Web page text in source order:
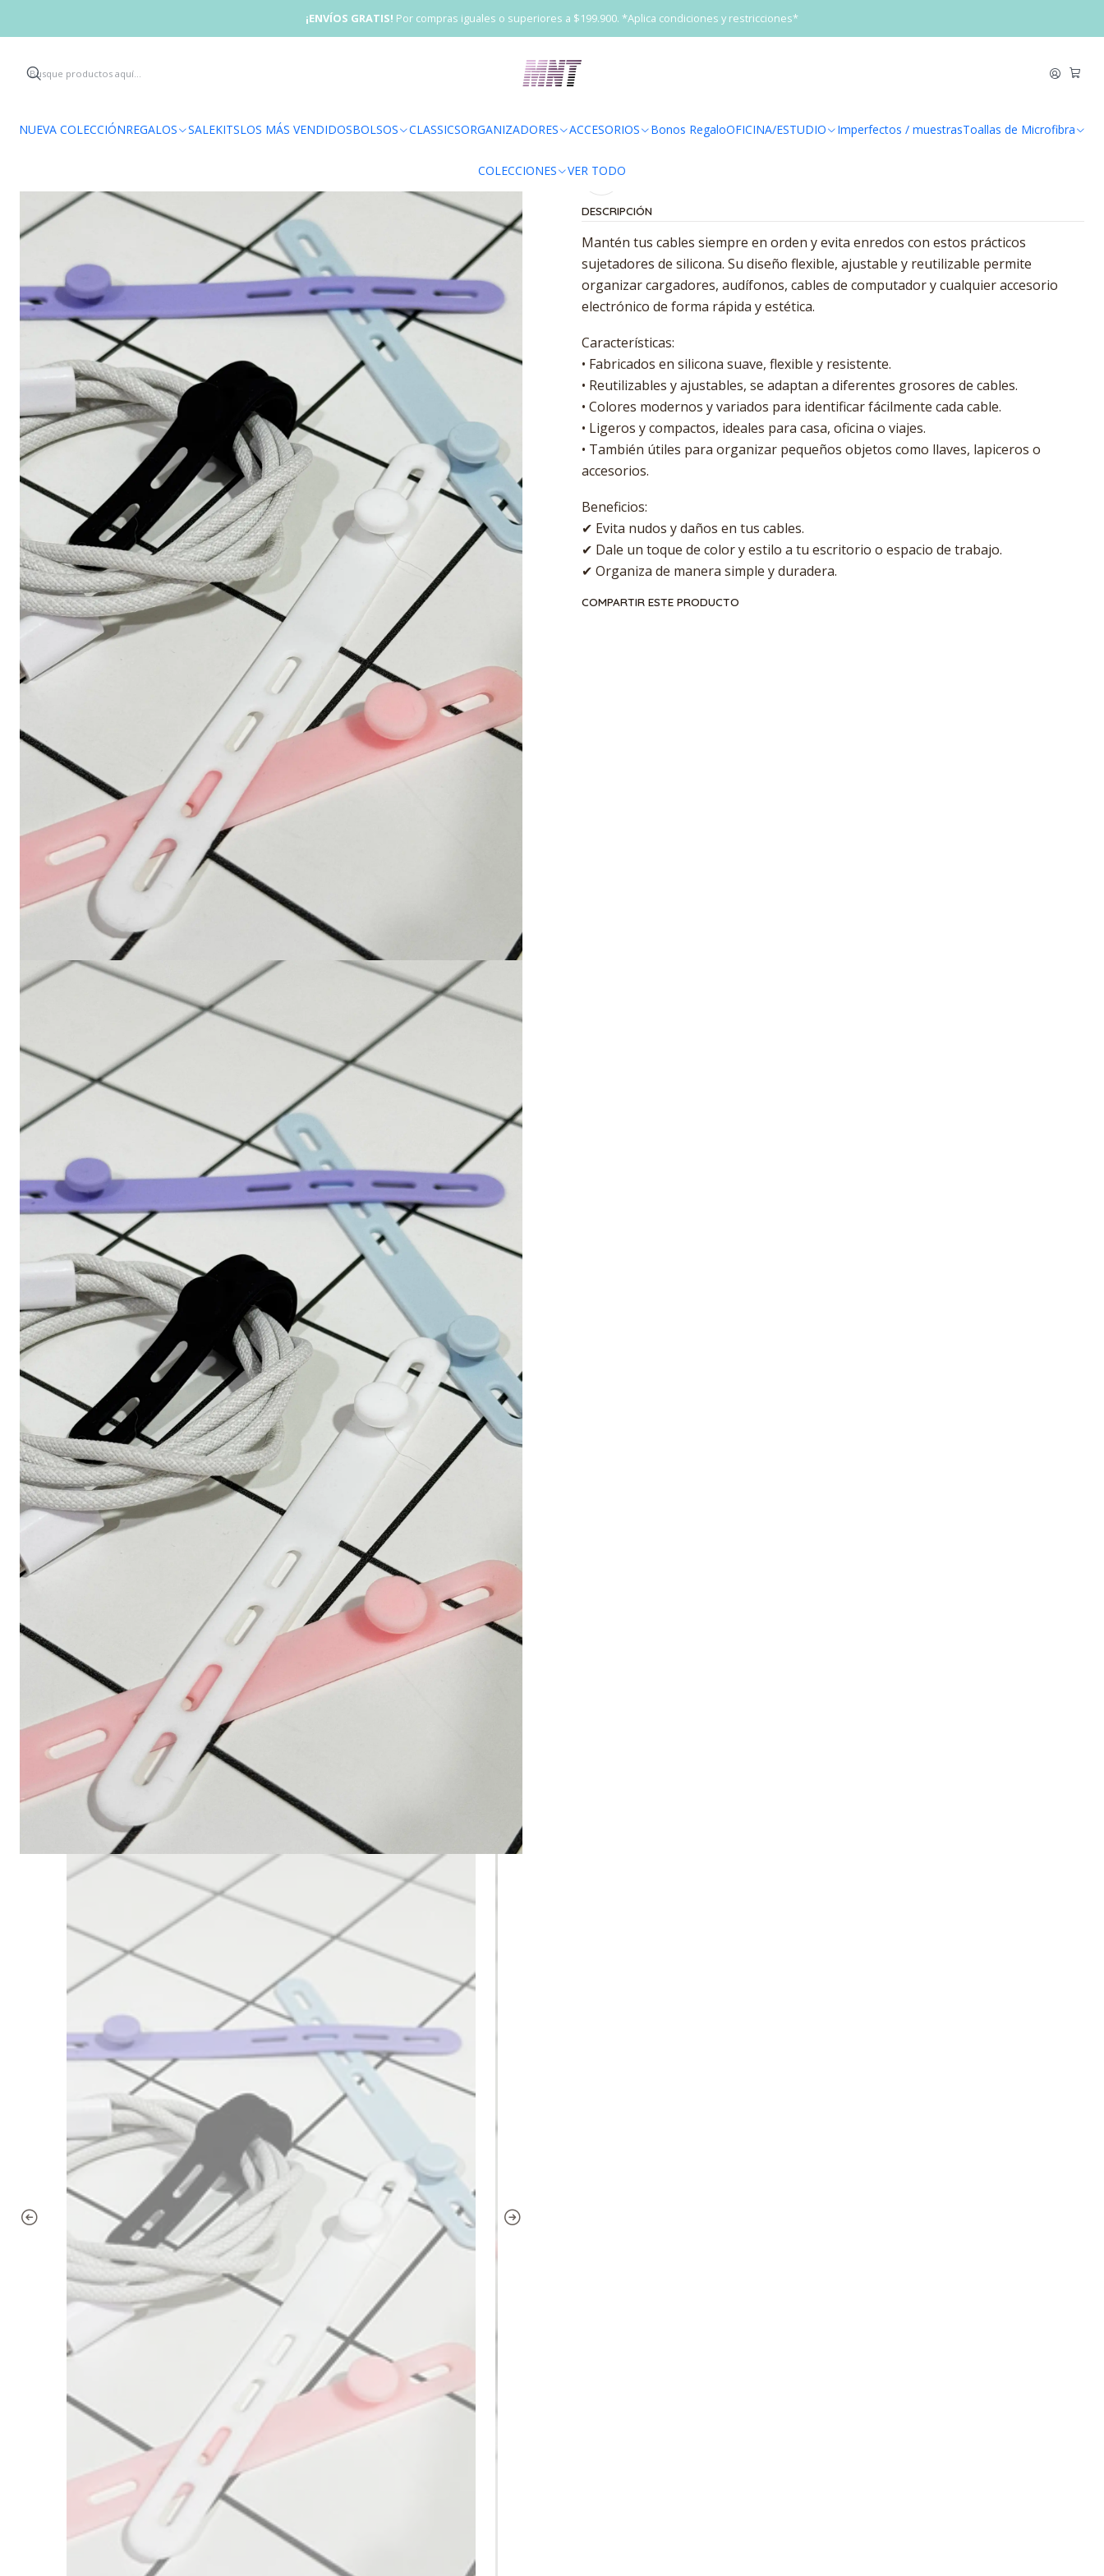
NUEVA COLECCIÓNREGALOS SALEKITSLOS MÁS VENDIDOSBOLSOS CLASSICSORGANIZADORES ACCESORIOS Bonos RegaloOFICINA/ESTUDIO Imperfectos / muestrasToallas de Microfibra
COLECCIONES VER TODO
¡ENVÍOS GRATIS! Por compras iguales o superiores a $199.900. *Aplica condiciones y restricciones*
Inicio REGALOS Menos de $50.000 Sujetadores para Cables de Silicona Rosa
Cantidad
Agregar al Carrito Comprar ahora
Agregar a la lista de favoritos
DESCRIPCIÓN
Mantén tus cables siempre en orden y evita enredos con estos prácticos
sujetadores de silicona. Su diseño flexible, ajustable y reutilizable permite
organizar cargadores, audífonos, cables de computador y cualquier accesorio
electrónico de forma rápida y estética.
Características:
• Fabricados en silicona suave, flexible y resistente.
• Reutilizables y ajustables, se adaptan a diferentes grosores de cables.
• Colores modernos y variados para identificar fácilmente cada cable.
• Ligeros y compactos, ideales para casa, oficina o viajes.
• También útiles para organizar pequeños objetos como llaves, lapiceros o
accesorios.
Beneficios:
✔ Evita nudos y daños en tus cables.
✔ Dale un toque de color y estilo a tu escritorio o espacio de trabajo.
✔ Organiza de manera simple y duradera.
COMPARTIR ESTE PRODUCTO